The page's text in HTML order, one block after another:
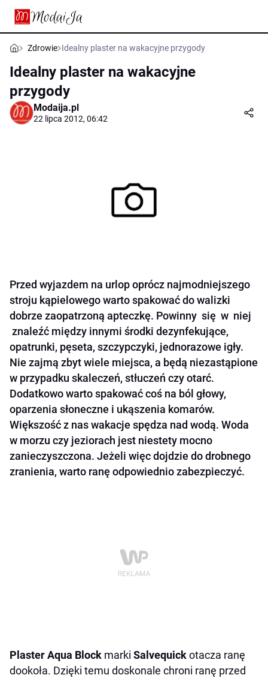
Zdrowie Idealny plaster na wakacyjne przygody
Idealny plaster na wakacyjne
przygody
Modaija.pl
22 lipca 2012, 06:42
Przed wyjazdem na urlop oprócz najmodniejszego
stroju kąpielowego warto spakować do walizki
dobrze zaopatrzoną apteczkę. Powinny się w niej
znaleźć między innymi środki dezynfekujące,
opatrunki, pęseta, szczypczyki, jednorazowe igły.
Nie zajmą zbyt wiele miejsca, a będą niezastąpione
w przypadku skaleczeń, stłuczeń czy otarć.
Dodatkowo warto spakować coś na ból głowy,
oparzenia słoneczne i ukąszenia komarów.
Większość z nas wakacje spędza nad wodą. Woda
w morzu czy jeziorach jest niestety mocno
zanieczyszczona. Jeżeli więc dojdzie do drobnego
zranienia, warto ranę odpowiednio zabezpieczyć.
Plaster Aqua Block marki Salvequickotacza ranę
dookoła. Dzięki temu doskonale chroni ranę przed